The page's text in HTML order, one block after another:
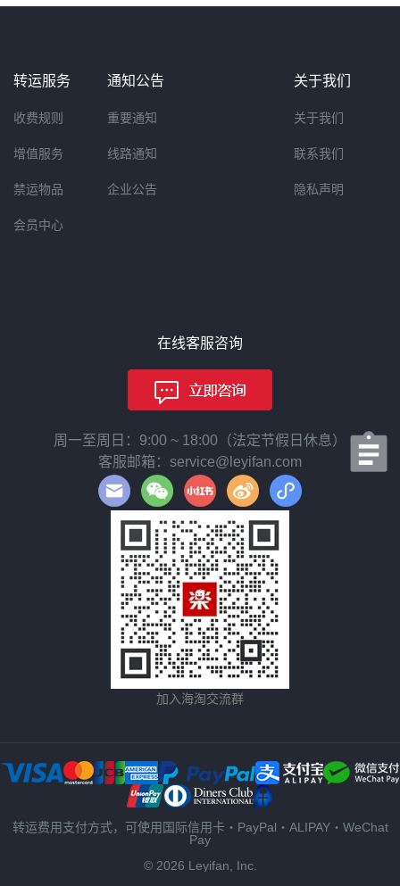
转运服务
收费规则
增值服务
禁运物品
会员中心
通知公告
重要通知
线路通知
企业公告
关于我们
关于我们
联系我们
隐私声明
在线客服咨询
周一至周日：9:00 ~ 18:00（法定节假日休息）
客服邮箱：service@leyifan.com
加入海淘交流群
转运费用支付方式，可使用国际信用卡・PayPal・ALIPAY・WeChat
Pay
© 2026 Leyifan, Inc.